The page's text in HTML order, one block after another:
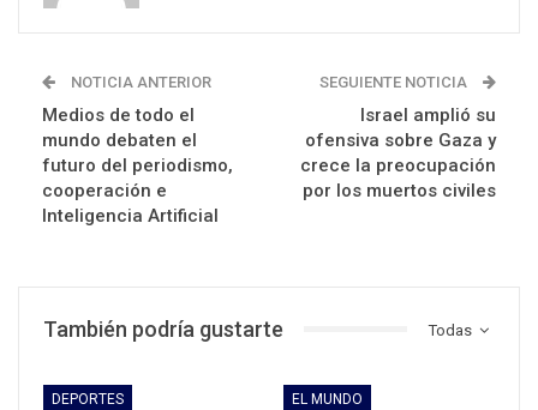
NOTICIA ANTERIOR
Medios de todo el
mundo debaten el
futuro del periodismo,
cooperación e
Inteligencia Artificial
SEGUIENTE NOTICIA
Israel amplió su
ofensiva sobre Gaza y
crece la preocupación
por los muertos civiles
Todas
También podría gustarte
DEPORTES EL MUNDO